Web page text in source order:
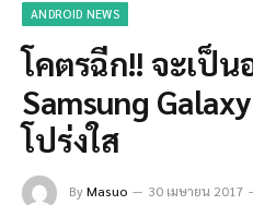
ANDROID NEWS
โคตรฉีก!! จะเป็น
Samsung
โปร่งใส
ByMasuo 30 เมษายน 2017